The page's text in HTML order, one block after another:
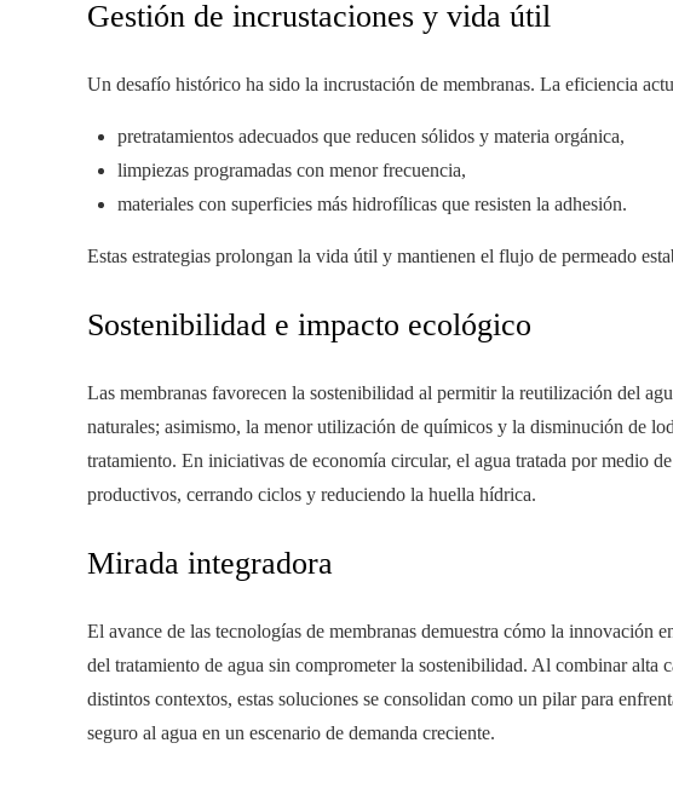
Gestión de incrustaciones y vida útil
Un desafío histórico ha sido la incrustación de membranas. La eficiencia
pretratamientos adecuados que reducen sólidos y materia orgánica,
limpiezas programadas con menor frecuencia,
materiales con superficies más hidrofílicas que resisten la adhesión.
Estas estrategias prolongan la vida útil y mantienen el flujo de permeado
Sostenibilidad e impacto ecológico
Las membranas favorecen la sostenibilidad al permitir la reutilización del
naturales; asimismo, la menor utilización de químicos y la disminución de
tratamiento. En iniciativas de economía circular, el agua tratada por medio
productivos, cerrando ciclos y reduciendo la huella hídrica.
Mirada integradora
El avance de las tecnologías de membranas demuestra cómo la innovación
del tratamiento de agua sin comprometer la sostenibilidad. Al combinar alta
distintos contextos, estas soluciones se consolidan como un pilar para
seguro al agua en un escenario de demanda creciente.